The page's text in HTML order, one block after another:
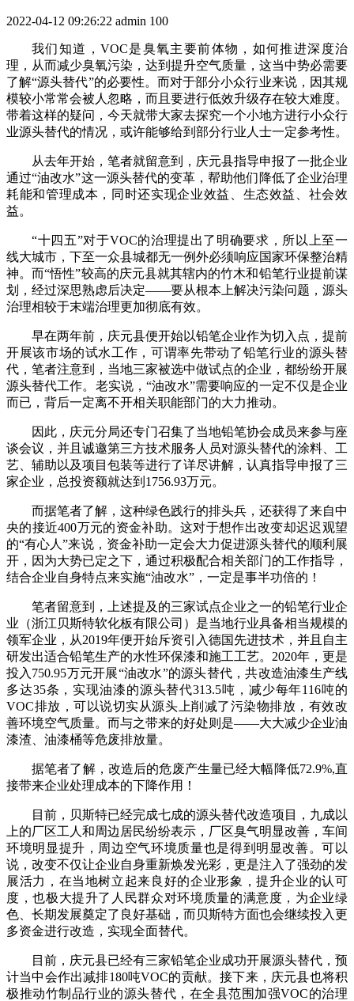
2022-04-12 09:26:22 admin 100
我们知道，VOC是臭氧主要前体物，如何推进深度治
理，从而减少臭氧污染，达到提升空气质量，这当中势必需要
了解“源头替代”的必要性。而对于部分小众行业来说，因其规
模较小常常会被人忽略，而且要进行低效升级存在较大难度。
带着这样的疑问，今天就带大家去探究一个小地方进行小众行
业源头替代的情况，或许能够给到部分行业人士一定参考性。
从去年开始，笔者就留意到，庆元县指导申报了一批企业
通过“油改水”这一源头替代的变革，帮助他们降低了企业治理
耗能和管理成本，同时还实现企业效益、生态效益、社会效
益。
“十四五”对于VOC的治理提出了明确要求，所以上至一
线大城市，下至一众县城都无一例外必须响应国家环保整治精
神。而“悟性”较高的庆元县就其辖内的竹木和铅笔行业提前谋
划，经过深思熟虑后决定——要从根本上解决污染问题，源头
治理相较于末端治理更加彻底有效。
早在两年前，庆元县便开始以铅笔企业作为切入点，提前
开展该市场的试水工作，可谓率先带动了铅笔行业的源头替
代，笔者注意到，当地三家被选中做试点的企业，都纷纷开展
源头替代工作。老实说，“油改水”需要响应的一定不仅是企业
而已，背后一定离不开相关职能部门的大力推动。
因此，庆元分局还专门召集了当地铅笔协会成员来参与座
谈会议，并且诚邀第三方技术服务人员对源头替代的涂料、工
艺、辅助以及项目包装等进行了详尽讲解，认真指导申报了三
家企业，总投资额就达到1756.93万元。
而据笔者了解，这种绿色践行的排头兵，还获得了来自中
央的接近400万元的资金补助。这对于想作出改变却迟迟观望
的“有心人”来说，资金补助一定会大力促进源头替代的顺利展
开，因为大势已定之下，通过积极配合相关部门的工作指导，
结合企业自身特点来实施“油改水”，一定是事半功倍的！
笔者留意到，上述提及的三家试点企业之一的铅笔行业企
业（浙江贝斯特软化板有限公司）是当地行业具备相当规模的
领军企业，从2019年便开始斥资引入德国先进技术，并且自主
研发出适合铅笔生产的水性环保漆和施工工艺。2020年，更是
投入750.95万元开展“油改水”的源头替代，共改造油漆生产线
多达35条，实现油漆的源头替代313.5吨，减少每年116吨的
VOC排放，可以说切实从源头上削减了污染物排放，有效改
善环境空气质量。而与之带来的好处则是——大大减少企业油
漆渣、油漆桶等危废排放量。
据笔者了解，改造后的危废产生量已经大幅降低72.9%,直
接带来企业处理成本的下降作用！
目前，贝斯特已经完成七成的源头替代改造项目，九成以
上的厂区工人和周边居民纷纷表示，厂区臭气明显改善，车间
环境明显提升，周边空气环境质量也是得到明显改善。可以
说，改变不仅让企业自身重新焕发光彩，更是注入了强劲的发
展活力，在当地树立起来良好的企业形象，提升企业的认可
度，也极大提升了人民群众对环境质量的满意度，为企业绿
色、长期发展奠定了良好基础，而贝斯特方面也会继续投入更
多资金进行改造，实现全面替代。
目前，庆元县已经有三家铅笔企业成功开展源头替代，预
计当中会作出减排180吨VOC的贡献。接下来，庆元县也将积
极推动竹制品行业的源头替代，在全县范围加强VOC的治理